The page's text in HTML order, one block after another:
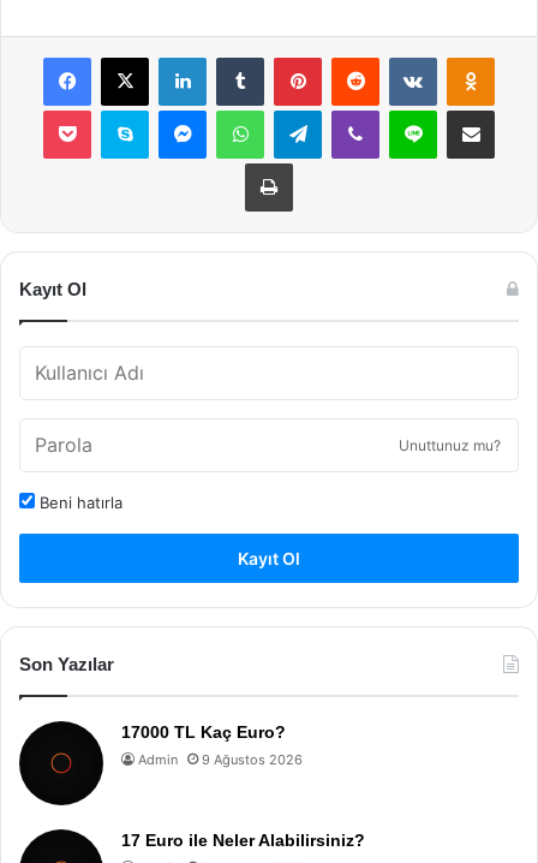
Facebook
X LinkedInTumblr PinterestReddit VKontakte
Pocket Skype MessengerWhatsAppTelegramViber Line E-Posta ile
Yazdır
Kayıt Ol
Unuttunuz mu?
Beni hatırla
Kayıt Ol
Son Yazılar
17000 TL Kaç Euro?
Admin 9 Ağustos 2026
17 Euro ile Neler Alabilirsiniz?